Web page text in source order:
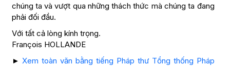
chúng ta và vượt qua những thách thức mà chúng ta đang
phải đối đầu.
Với tất cả lòng kính trọng.
François HOLLANDE
► Xem toàn văn bằng tiếng Pháp thư Tổng thống Pháp